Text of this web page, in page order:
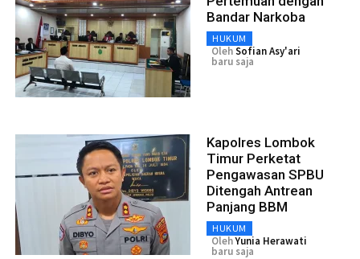
Bandar Narkoba
HUKUM
OlehSofian Asy'ari
baru saja
Kapolres Lombok
Timur Perketat
Pengawasan SPBU
Ditengah Antrean
Panjang BBM
HUKUM
OlehYunia Herawati
baru saja